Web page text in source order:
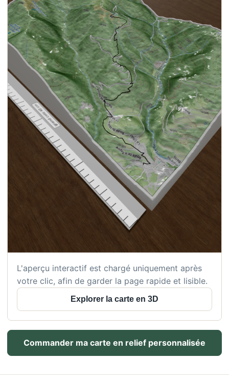
L'aperçu interactif est chargé uniquement après
votre clic, afin de garder la page rapide et lisible.
Explorer la carte en 3D
Commander ma carte en relief personnalisée